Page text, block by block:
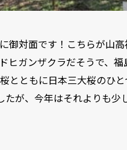
御対面です！こちらが山
ヒガンザクラだそうで、福
とともに日本三大桜のひ
たが、今年はそれよりも少